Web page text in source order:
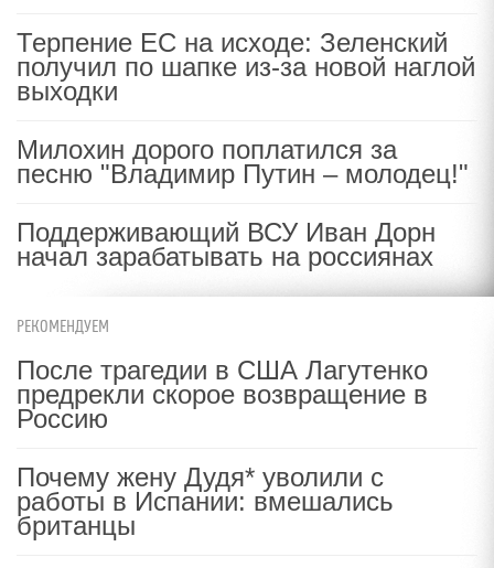
Терпение ЕС на исходе: Зеленский
получил по шапке из-за новой наглой
выходки
Милохин дорого поплатился за
песню "Владимир Путин – молодец!"
Поддерживающий ВСУ Иван Дорн
начал зарабатывать на россиянах
РЕКОМЕНДУЕМ
После трагедии в США Лагутенко
предрекли скорое возвращение в
Россию
Почему жену Дудя* уволили с
работы в Испании: вмешались
британцы